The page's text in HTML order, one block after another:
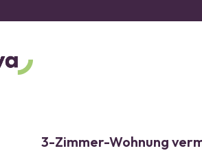
3-Zimmer-Wohnung